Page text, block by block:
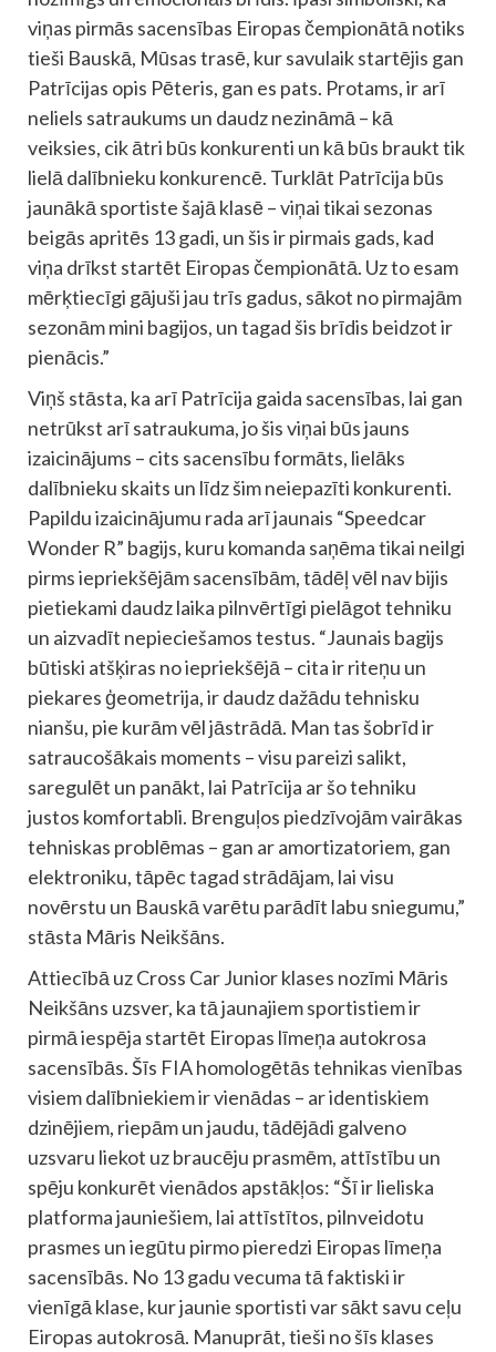
viņas pirmās sacensības Eiropas čempionātā notiks
tieši Bauskā, Mūsas trasē, kur savulaik startējis gan
Patrīcijas opis Pēteris, gan es pats. Protams, ir arī
neliels satraukums un daudz nezināmā – kā
veiksies, cik ātri būs konkurenti un kā būs braukt tik
lielā dalībnieku konkurencē. Turklāt Patrīcija būs
jaunākā sportiste šajā klasē – viņai tikai sezonas
beigās apritēs 13 gadi, un šis ir pirmais gads, kad
viņa drīkst startēt Eiropas čempionātā. Uz to esam
mērķtiecīgi gājuši jau trīs gadus, sākot no pirmajām
sezonām mini bagijos, un tagad šis brīdis beidzot ir
pienācis.”
Viņš stāsta, ka arī Patrīcija gaida sacensības, lai gan
netrūkst arī satraukuma, jo šis viņai būs jauns
izaicinājums – cits sacensību formāts, lielāks
dalībnieku skaits un līdz šim neiepazīti konkurenti.
Papildu izaicinājumu rada arī jaunais “Speedcar
Wonder R” bagijs, kuru komanda saņēma tikai neilgi
pirms iepriekšējām sacensībām, tādēļ vēl nav bijis
pietiekami daudz laika pilnvērtīgi pielāgot tehniku
un aizvadīt nepieciešamos testus. “Jaunais bagijs
būtiski atšķiras no iepriekšējā – cita ir riteņu un
piekares ģeometrija, ir daudz dažādu tehnisku
nianšu, pie kurām vēl jāstrādā. Man tas šobrīd ir
satraucošākais moments – visu pareizi salikt,
saregulēt un panākt, lai Patrīcija ar šo tehniku
justos komfortabli. Brenguļos piedzīvojām vairākas
tehniskas problēmas – gan ar amortizatoriem, gan
elektroniku, tāpēc tagad strādājam, lai visu
novērstu un Bauskā varētu parādīt labu sniegumu,”
stāsta Māris Neikšāns.
Attiecībā uz Cross Car Junior klases nozīmi Māris
Neikšāns uzsver, ka tā jaunajiem sportistiem ir
pirmā iespēja startēt Eiropas līmeņa autokrosa
sacensībās. Šīs FIA homologētās tehnikas vienības
visiem dalībniekiem ir vienādas – ar identiskiem
dzinējiem, riepām un jaudu, tādējādi galveno
uzsvaru liekot uz braucēju prasmēm, attīstību un
spēju konkurēt vienādos apstākļos: “Šī ir lieliska
platforma jauniešiem, lai attīstītos, pilnveidotu
prasmes un iegūtu pirmo pieredzi Eiropas līmeņa
sacensībās. No 13 gadu vecuma tā faktiski ir
vienīgā klase, kur jaunie sportisti var sākt savu ceļu
Eiropas autokrosā. Manuprāt, tieši no šīs klases